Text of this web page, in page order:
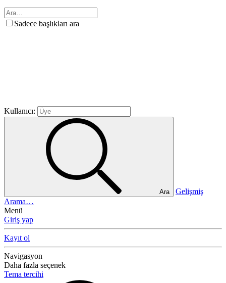
Sadece başlıkları ara
Kullanıcı:
Ara
Gelişmiş
Arama…
Menü
Giriş yap
Kayıt ol
Navigasyon
Daha fazla seçenek
Tema tercihi